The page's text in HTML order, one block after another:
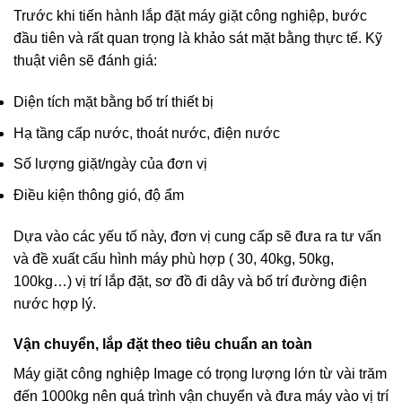
Trước khi tiến hành lắp đặt máy giặt công nghiệp, bước
đầu tiên và rất quan trọng là khảo sát mặt bằng thực tế. Kỹ
thuật viên sẽ đánh giá:
Diện tích mặt bằng bố trí thiết bị
Hạ tầng cấp nước, thoát nước, điện nước
Số lượng giặt/ngày của đơn vị
Điều kiện thông gió, độ ẩm
Dựa vào các yếu tố này, đơn vị cung cấp sẽ đưa ra tư vấn
và đề xuất cấu hình máy phù hợp ( 30, 40kg, 50kg,
100kg…) vị trí lắp đặt, sơ đồ đi dây và bố trí đường điện
nước hợp lý.
Vận chuyển, lắp đặt theo tiêu chuẩn an toàn
Máy giặt công nghiệp Image có trọng lượng lớn từ vài trăm
đến 1000kg nên quá trình vận chuyển và đưa máy vào vị trí